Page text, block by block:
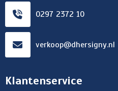
0297 2372 10
verkoop@dhersigny.nl
Klantenservice